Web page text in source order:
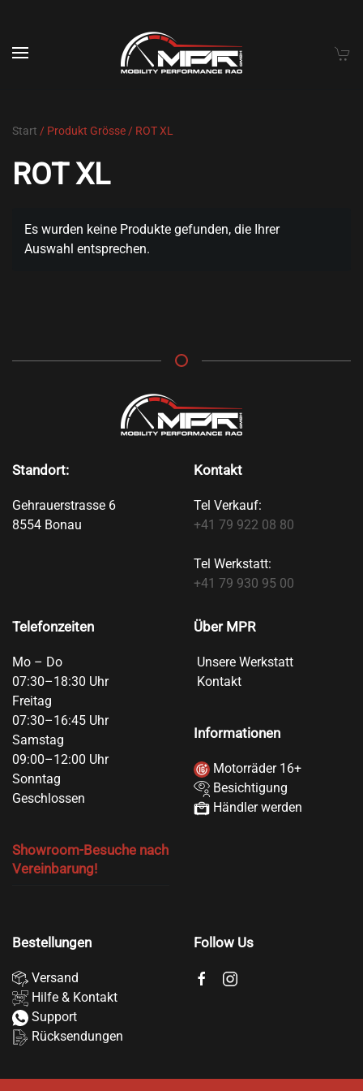
Skip to main content
Start / Produkt Grösse / ROT XL
ROT XL
Es wurden keine Produkte gefunden, die Ihrer
Auswahl entsprechen.
Standort:
Gehrauerstrasse 6
8554 Bonau
Kontakt
Tel Verkauf:
+41 79 922 08 80
Tel Werkstatt:
+41 79 930 95 00
Telefonzeiten
Mo – Do
07:30–18:30 Uhr
Freitag
07:30–16:45 Uhr
Samstag
09:00–12:00 Uhr
Sonntag
Geschlossen
Showroom-Besuche nach
Vereinbarung!
Über MPR
Unsere Werkstatt
Kontakt
Informationen
Motorräder 16+
Besichtigung
Händler werden
Bestellungen
Versand
Hilfe & Kontakt
Support
Rücksendungen
Follow Us